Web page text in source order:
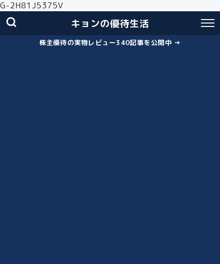
G-2H81J5375V
キョンの優待生活
株主優待の実物レビュー340記事を公開中 →